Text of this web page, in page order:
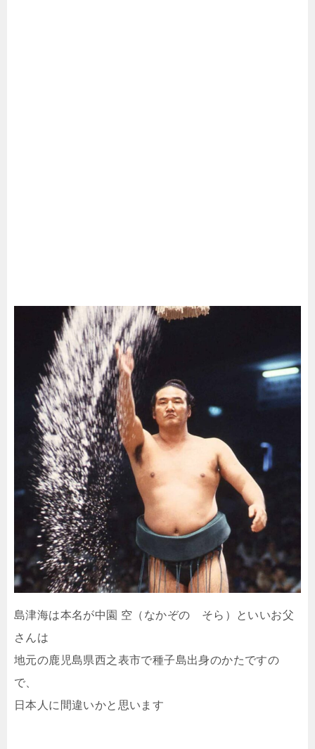
島津海は本名が中園 空（なかぞの そら）といいお父
さんは
地元の鹿児島県西之表市で種子島出身のかたですの
で、
日本人に間違いかと思います